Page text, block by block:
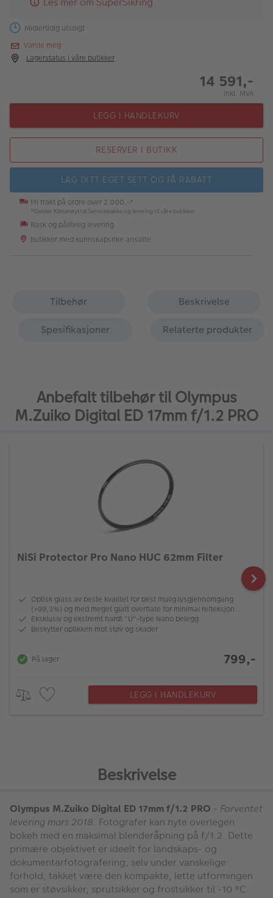
Midlertidig utsolgt
Varsle meg
Lagerstatus i våre butikker
14 591,-
Inkl. MVA
LEGG I HANDLEKURV
RESERVER I BUTIKK
LAG DITT EGET SETT OG FÅ RABATT
Fri frakt på ordre over 2 000,-*
*Gjelder Klimanøytral Servicepakke og levering til våre butikker
Rask og pålitelig levering
Butikker med kunnskapsrike ansatte
Tilbehør
Beskrivelse
Spesifikasjoner
Relaterte produkter
Anbefalt tilbehør til Olympus
M.Zuiko Digital ED 17mm f/1.2 PRO
NiSi Protector Pro Nano HUC 62mm Filter
Optisk glass av beste kvalitet for best mulig lysgjennomgang
(>99,3%) og med meget glatt overflate for minimal refleksjon
(0,3%)
Eksklusiv og ekstremt hardt "U"-type Nano belegg
Beskytter optikken mot støv og skader
På lager 799,-
LEGG I HANDLEKURV
Beskrivelse
Olympus M.Zuiko Digital ED 17mm f/1.2 PRO - Forventet
levering mars 2018. Fotografer kan nyte overlegen
bokeh med en maksimal blenderåpning på f/1.2. Dette
primære objektivet er ideelt for landskaps- og
dokumentarfotografering, selv under vanskelige
forhold, takket være den kompakte, lette utformingen
som er støvsikker, sprutsikker og frostsikker til -10 °C.